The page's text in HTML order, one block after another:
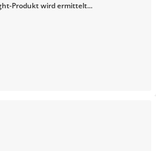
Produkt wird ermittelt...